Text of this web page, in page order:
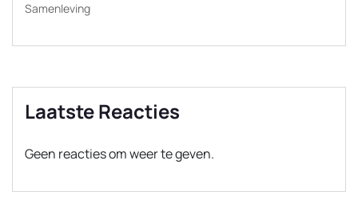
Samenleving
Laatste Reacties
Geen reacties om weer te geven.